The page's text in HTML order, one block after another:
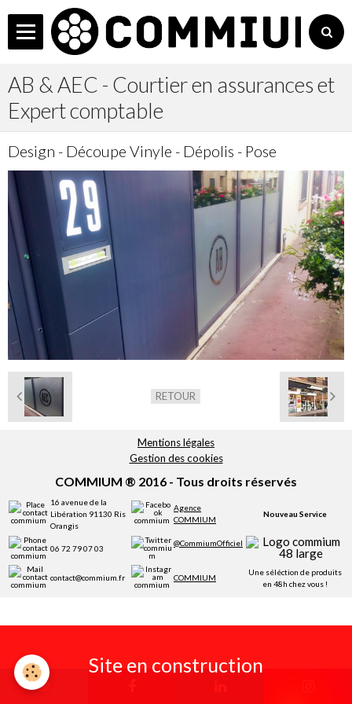
L'Agence
Services
Accueil
Les + COMMIUM
Actualités
Réalisations
Non Profit
Contact
Manager
Agenda
Réservation
AB & AEC - Courtier en assurances et
Expert comptable
Design - Découpe Vinyle - Dépolis - Pose
RETOUR
Mentions légales
Gestion des cookies
COMMIUM ® 2016 - Tous droits réservés
16 avenue de la
Libération 91130 Ris
Orangis
Agence
COMMIUM
Nouveau Service
06 72 79 07 03
@CommiumOfficiel
contact@commium.fr COMMIUM
Une séléction de produits
en 48h chez vous !
Site en construction